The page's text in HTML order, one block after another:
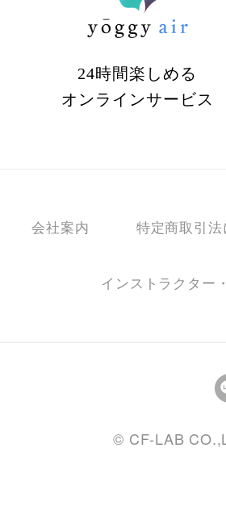
24時間楽しめる
オンラインサービス
会社案内 特定商取引
インストラクター
© CF-LAB